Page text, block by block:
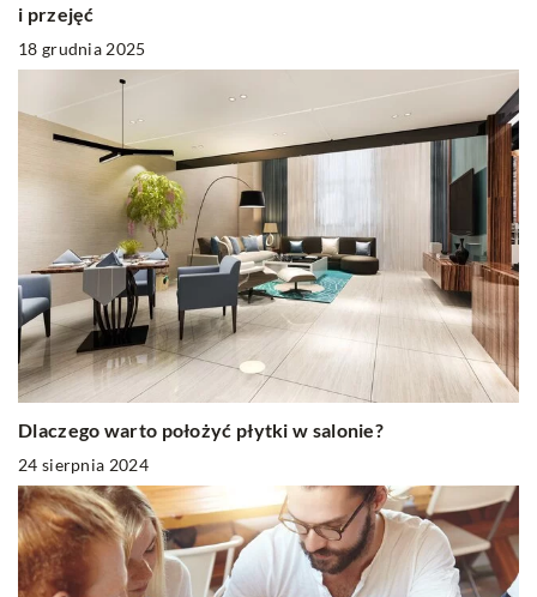
i przejęć
18 grudnia 2025
Dlaczego warto położyć płytki w salonie?
24 sierpnia 2024